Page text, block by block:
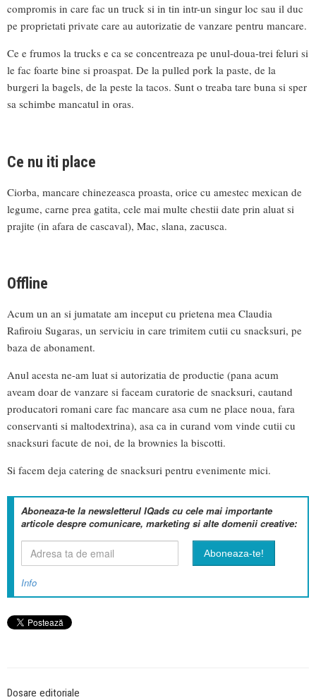
compromis in care fac un truck si in tin intr-un singur loc sau il duc
pe proprietati private care au autorizatie de vanzare pentru mancare.
Ce e frumos la trucks e ca se concentreaza pe unul-doua-trei feluri si
le fac foarte bine si proaspat. De la pulled pork la paste, de la
burgeri la bagels, de la peste la tacos. Sunt o treaba tare buna si sper
sa schimbe mancatul in oras.
Ce nu iti place
Ciorba, mancare chinezeasca proasta, orice cu amestec mexican de
legume, carne prea gatita, cele mai multe chestii date prin aluat si
prajite (in afara de cascaval), Mac, slana, zacusca.
Offline
Acum un an si jumatate am inceput cu prietena mea Claudia
Rafiroiu Sugaras, un serviciu in care trimitem cutii cu snacksuri, pe
baza de abonament.
Anul acesta ne-am luat si autorizatia de productie (pana acum
aveam doar de vanzare si faceam curatorie de snacksuri, cautand
producatori romani care fac mancare asa cum ne place noua, fara
conservanti si maltodextrina), asa ca in curand vom vinde cutii cu
snacksuri facute de noi, de la brownies la biscotti.
Si facem deja catering de snacksuri pentru evenimente mici.
Aboneaza-te la newsletterul IQads cu cele mai importante
articole despre comunicare, marketing si alte domenii creative:
Info
Dosare editoriale